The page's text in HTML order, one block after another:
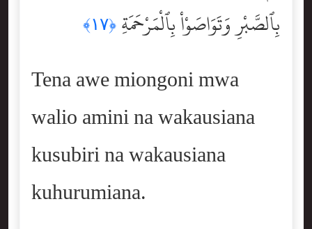
بِٱلصَّبْرِ وَتَوَاصَوْاْ بِٱلْمَرْحَمَةِ ﴿١٧﴾
Tena awe miongoni mwa
walio amini na wakausiana
kusubiri na wakausiana
kuhurumiana.